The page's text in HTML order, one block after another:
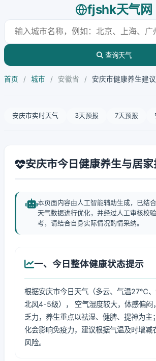
fjshk天气网
查询天气
首页 / 城市 / 安徽省 / 安庆市健康养生建议
安庆市实时天气 3天预报 7天预报
安庆市今日健康养生与居
本页面内容由人工智能辅助生成，已结
天气数据进行优化，并经过人工审核校
考，请结合自身实际情况酌情采纳。
一、今日整体健康状态提示
根据安庆市今日天气（多云、气温27℃
北风4-5级）， 空气湿度较大，体感偏闷
乏力，养生重点以祛湿、健脾、提神为主
化会影响免疫力，建议根据气温及时增减
风险。